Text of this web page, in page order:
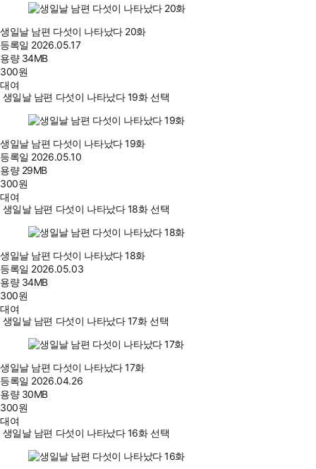
생일날 남편 다섯이 나타났다 20화
등록일 2026.05.17
용량 34MB
300원
대여
생일날 남편 다섯이 나타났다 19화 선택
생일날 남편 다섯이 나타났다 19화
등록일 2026.05.10
용량 29MB
300원
대여
생일날 남편 다섯이 나타났다 18화 선택
생일날 남편 다섯이 나타났다 18화
등록일 2026.05.03
용량 34MB
300원
대여
생일날 남편 다섯이 나타났다 17화 선택
생일날 남편 다섯이 나타났다 17화
등록일 2026.04.26
용량 30MB
300원
대여
생일날 남편 다섯이 나타났다 16화 선택